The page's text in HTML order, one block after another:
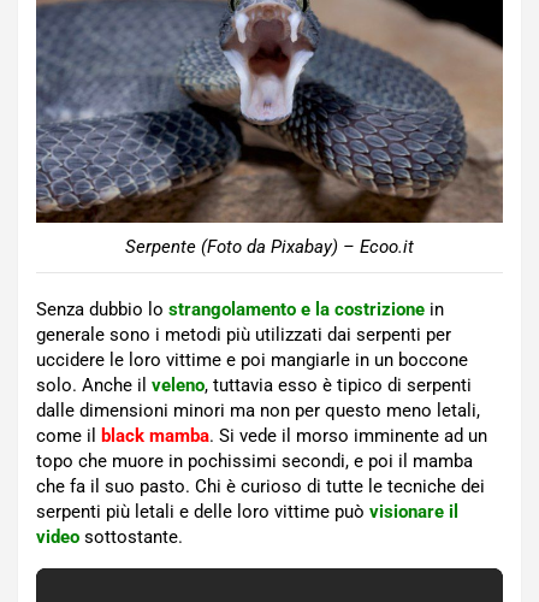
Serpente (Foto da Pixabay) – Ecoo.it
Senza dubbio lo strangolamento e la costrizione in
generale sono i metodi più utilizzati dai serpenti per
uccidere le loro vittime e poi mangiarle in un boccone
solo. Anche il veleno, tuttavia esso è tipico di serpenti
dalle dimensioni minori ma non per questo meno letali,
come il
black mamba. Si vede il morso imminente ad un
topo che muore in pochissimi secondi, e poi il mamba
che fa il suo pasto. Chi è curioso di tutte le tecniche dei
serpenti più letali e delle loro vittime può visionare il
video sottostante.